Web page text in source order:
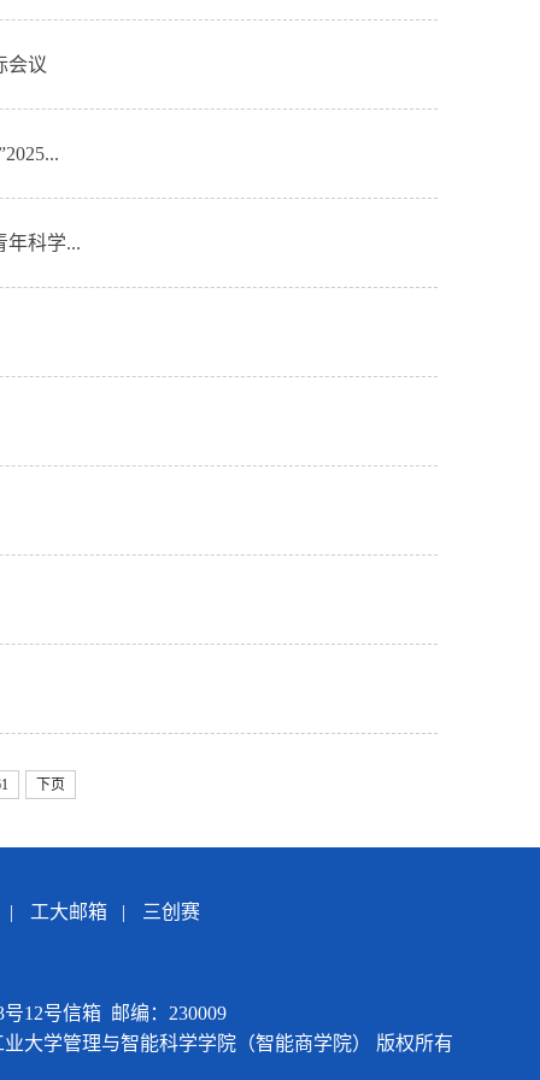
会议
年科学...
下页
| 工大邮箱 | 三创赛
12号信箱 邮编：230009
业大学管理与智能科学学院（智能商学院） 版权所有